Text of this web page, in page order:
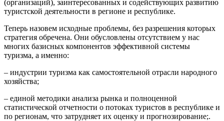
(организаций), заинтересованных и содействующих развитию
туристской деятельности в регионе и республике.
Теперь назовем исходные проблемы, без разрешения которых
стратегия обречена. Они обусловлены отсутствием у нас
многих базисных компонентов эффективной системы
туризма, а именно:
– индустрии туризма как самостоятельной отрасли народного
хозяйства;
– единой методики анализа рынка и полноценной
статистической отчетности о потоках туристов в республике и
по регионам, что затрудняет их оценку и прогнозирование;.